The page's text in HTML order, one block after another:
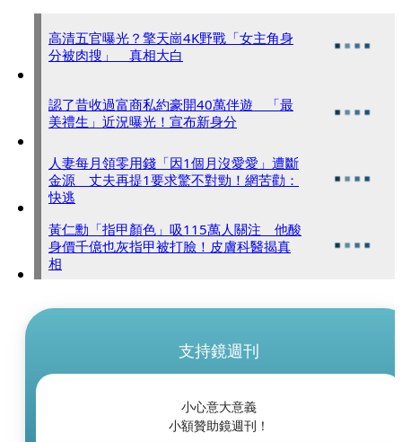
高清五官曝光？擎天崗4K野戰「女主角身
分被肉搜」 真相大白
認了昔收過富商私約豪開40萬伴遊 「最
美禮生」近況曝光！宣布新身分
人妻每月領零用錢「因1個月沒愛愛」遭斷
金源 丈夫再提1要求驚不對勁！網苦勸：
快逃
黃仁勳「指甲顏色」吸115萬人關注 他酸
身價千億也灰指甲被打臉！皮膚科醫揭真
相
支持鏡週刊
小心意大意義
小額贊助鏡週刊！